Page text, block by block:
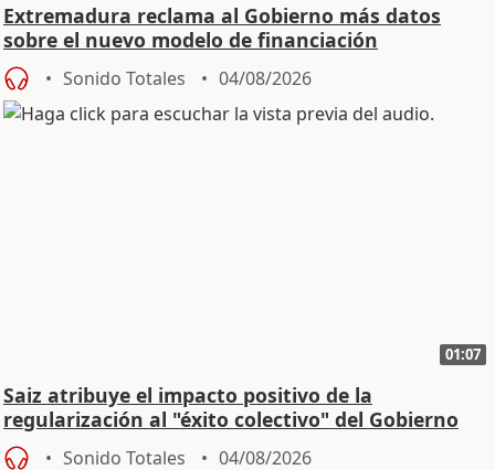
Extremadura reclama al Gobierno más datos
sobre el nuevo modelo de financiación
Sonido Totales 04/08/2026
01:07
Saiz atribuye el impacto positivo de la
regularización al "éxito colectivo" del Gobierno
Sonido Totales 04/08/2026